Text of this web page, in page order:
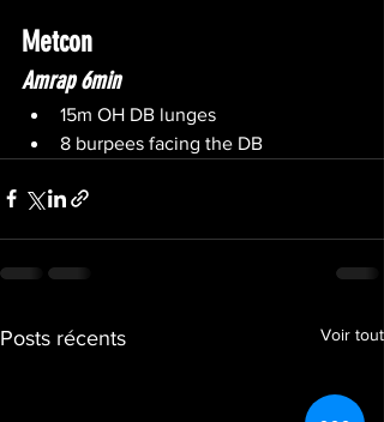
Metcon
Amrap 6min
15m OH DB lunges
8 burpees facing the DB
Posts récents Voir tout